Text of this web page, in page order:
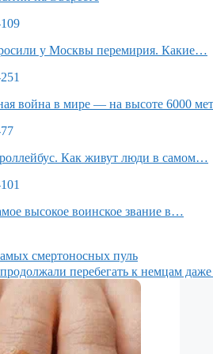
у Москвы перемирия. Какие…
война в мире — на высоте 6000
Как живут люди в самом…
высокое воинское звание в…
смертоносных пуль
перебегать к немцам